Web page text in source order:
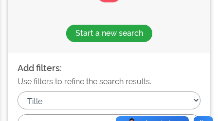
Start a new search
Add filters:
Use filters to refine the search results.